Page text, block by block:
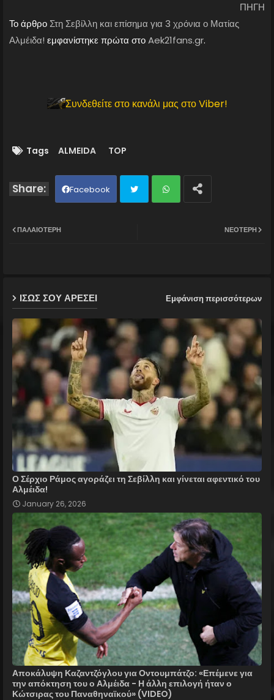
ΠΗΓΗ
Το άρθροΣτη Σεβίλλη και επίσημα για 3 χρόνια ο Ματίας
Αλμέιδα! εμφανίστηκε πρώτα στοAek21fans.gr.
Συνδεθείτε στο κανάλι μας στο Viber!
Tags ALMEIDA TOP
Facebook
p
ΝΕΌΤΕΡΗ
ΠΑΛΑΙΌΤΕΡΗ
ΙΣΩΣ ΣΟΥ ΑΡΕΣΕΙ Εμφάνιση περισσότερων
Ο Σέρχιο Ράμος αγοράζει τη Σεβίλλη και γίνεται αφεντικό του
Αλμέιδα!
January 26, 2026
Αποκάλυψη Καζαντζόγλου για Οντουμπάτζο: «Επέμενε για
την απόκτηση του ο Αλμέιδα - Η άλλη επιλογή ήταν ο
Κώτσιρας του Παναθηναϊκού» (VIDEO)